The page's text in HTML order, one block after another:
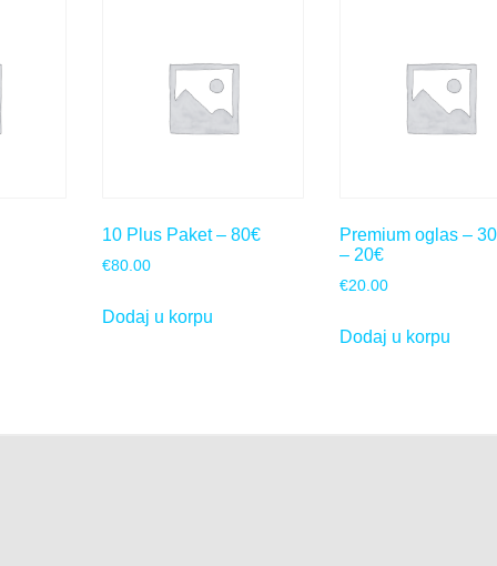
10 Plus Paket – 80€
€80.00
Dodaj u korpu
Premium oglas –
– 20€
€20.00
Dodaj u korpu